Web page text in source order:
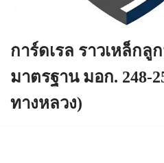
การ์ดเรล ราวเหล็กลู
มาตรฐาน มอก. 248-
ทางหลวง)